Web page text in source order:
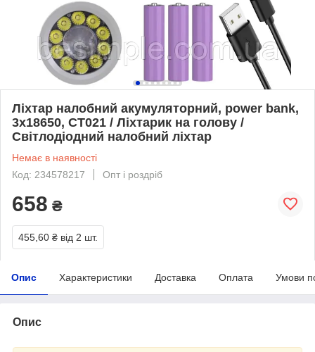
Ліхтар налобний акумуляторний, power bank,
3x18650, CT021 / Ліхтарик на голову /
Світлодіодний налобний ліхтар
Немає в наявності
Код: 234578217
Опт і роздріб
658 ₴
455,60 ₴ від 2 шт.
Опис Характеристики Доставка Оплата Умови
Опис